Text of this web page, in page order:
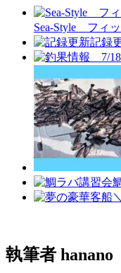
Sea-Style フィ
記録
執筆者 hanano